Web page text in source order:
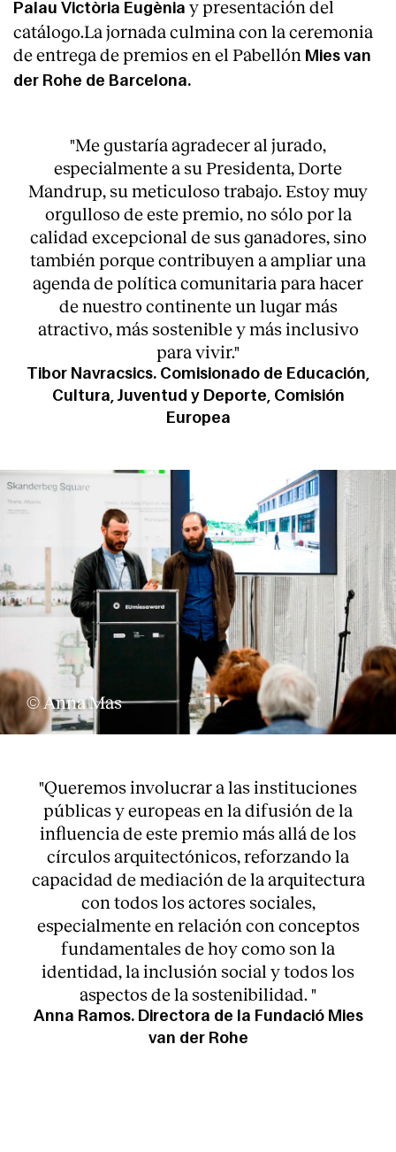
About
Palau Victòria Eugènia y presentación del
catálogo.La jornada culmina con la ceremonia
de entrega de premios en el Pabellón Mies van
der Rohe de Barcelona.
"Me gustaría agradecer al jurado,
especialmente a su Presidenta, Dorte
Mandrup, su meticuloso trabajo. Estoy muy
orgulloso de este premio, no sólo por la
calidad excepcional de sus ganadores, sino
también porque contribuyen a ampliar una
agenda de política comunitaria para hacer
de nuestro continente un lugar más
atractivo, más sostenible y más inclusivo
para vivir."
Tibor Navracsics. Comisionado de Educación,
Cultura, Juventud y Deporte, Comisión
Europea
© Anna Mas
"Queremos involucrar a las instituciones
públicas y europeas en la difusión de la
influencia de este premio más allá de los
círculos arquitectónicos, reforzando la
capacidad de mediación de la arquitectura
con todos los actores sociales,
especialmente en relación con conceptos
fundamentales de hoy como son la
identidad, la inclusión social y todos los
aspectos de la sostenibilidad. "
Anna Ramos. Directora de la Fundació Mies
van der Rohe